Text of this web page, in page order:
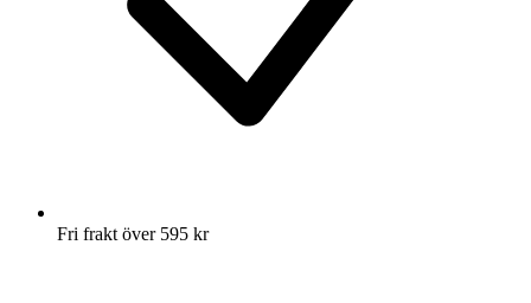
Fri frakt över 595 kr